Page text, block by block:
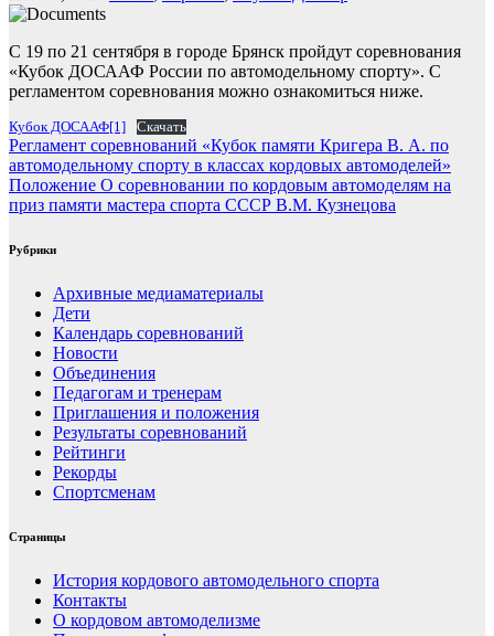
С 19 по 21 сентября в городе Брянск пройдут соревнования
«Кубок ДОСААФ России по автомодельному спорту». С
регламентом соревнования можно ознакомиться ниже.
Кубок ДОСААФ[1] Скачать
Навигация
по
записям
Регламент соревнований «Кубок памяти Кригера В. А. по
автомодельному спорту в классах кордовых автомоделей»
Положение О соревновании по кордовым автомоделям на
приз памяти мастера спорта СССР В.М. Кузнецова
Рубрики
Архивные медиаматериалы
Дети
Календарь соревнований
Новости
Объединения
Педагогам и тренерам
Приглашения и положения
Результаты соревнований
Рейтинги
Рекорды
Спортсменам
Страницы
История кордового автомодельного спорта
Контакты
О кордовом автомоделизме